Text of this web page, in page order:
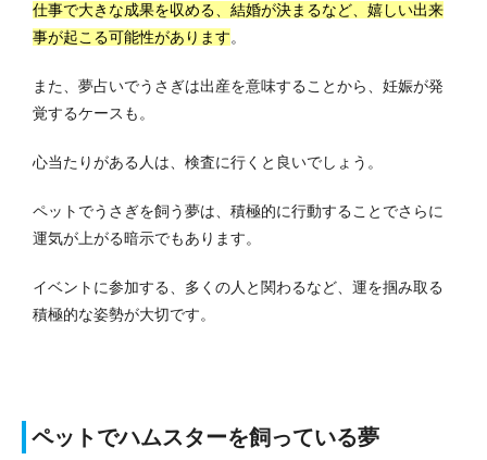
仕事で大きな成果を収める、結婚が決まるなど、嬉しい出来
事が起こる可能性があります。
また、夢占いでうさぎは出産を意味することから、妊娠が発
覚するケースも。
心当たりがある人は、検査に行くと良いでしょう。
ペットでうさぎを飼う夢は、積極的に行動することでさらに
運気が上がる暗示でもあります。
イベントに参加する、多くの人と関わるなど、運を掴み取る
積極的な姿勢が大切です。
ペットでハムスターを飼っている夢